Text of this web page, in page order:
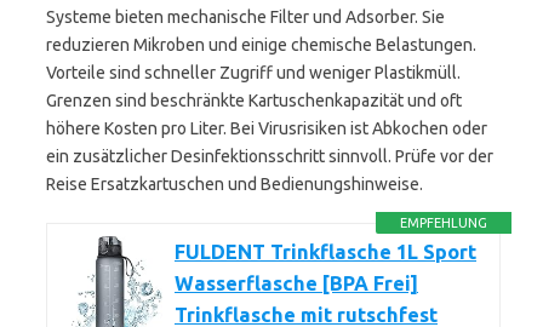
Systeme bieten mechanische Filter und Adsorber. Sie
reduzieren Mikroben und einige chemische Belastungen.
Vorteile sind schneller Zugriff und weniger Plastikmüll.
Grenzen sind beschränkte Kartuschenkapazität und oft
höhere Kosten pro Liter. Bei Virusrisiken ist Abkochen oder
ein zusätzlicher Desinfektionsschritt sinnvoll. Prüfe vor der
Reise Ersatzkartuschen und Bedienungshinweise.
EMPFEHLUNG
FULDENT Trinkflasche 1L Sport
Wasserflasche [BPA Frei]
Trinkflasche mit rutschfest